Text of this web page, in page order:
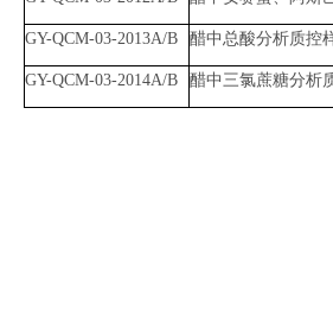
GY-QCM-03-2013A/B 醋中总酸分析质控
GY-QCM-03-2014A/B 醋中三氯蔗糖分析